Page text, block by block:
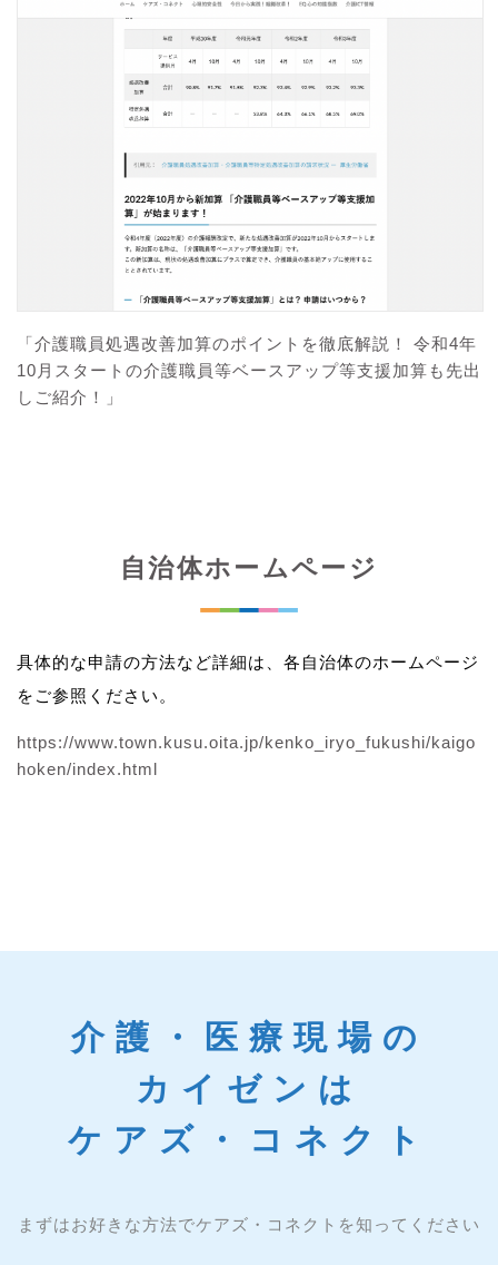
「介護職員処遇改善加算のポイントを徹底解説！ 令和4年
10月スタートの介護職員等ベースアップ等支援加算も先出
しご紹介！」
自治体ホームページ
具体的な申請の方法など詳細は、各自治体のホームページ
をご参照ください。
https://www.town.kusu.oita.jp/kenko_iryo_fukushi/kaigo
hoken/index.html
介護・医療現場の
カイゼンは
ケアズ・コネクト
まずはお好きな方法でケアズ・コネクトを知ってください